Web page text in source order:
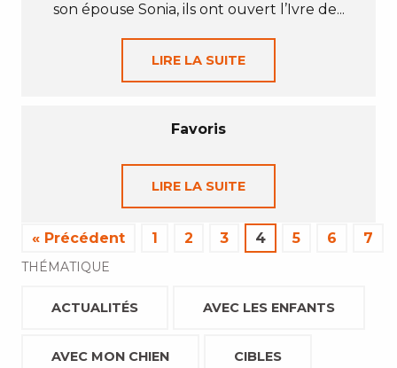
son épouse Sonia, ils ont ouvert l’Ivre de...
LIRE LA SUITE
Favoris
LIRE LA SUITE
« Précédent 1 2 3 4 5 6 7
THÉMATIQUE
ACTUALITÉS AVEC LES ENFANTS
AVEC MON CHIEN CIBLES